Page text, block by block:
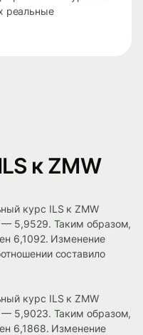
реальные
к ZMW
курс ILS к ZMW
5,9529. Таким образом,
6,1092. Изменение
составило
курс ILS к ZMW
5,9023. Таким образом,
6,1868. Изменение